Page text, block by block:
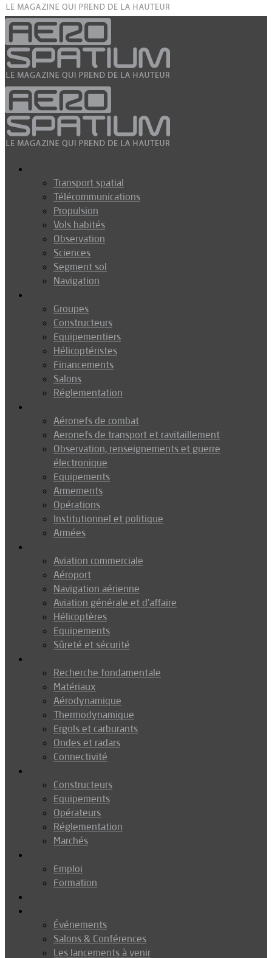
Transport spatial
Télécommunications
Propulsion
Vols habités
Observation
Sciences
Segment sol
Navigation
Groupes
Constructeurs
Equipementiers
Hélicoptéristes
Financements
Salons
Réglementation
Aéronefs de combat
Aeronefs de transport et ravitaillement
Observation, renseignements et guerre
électronique
Equipements
Armements
Opérations
Institutionnel et politique
Armées
Aviation commerciale
Aéroport
Navigation aérienne
Aviation générale et d’affaire
Hélicoptères
Equipements
Sûreté et sécurité
Recherche fondamentale
Matériaux
Aérodynamique
Thermodynamique
Ergols et carburants
Ondes et radars
Connectivité
Constructeurs
Equipements
Opérateurs
Réglementation
Marchés
Emploi
Formation
Événements
Salons & Conférences
Les lancements à venir